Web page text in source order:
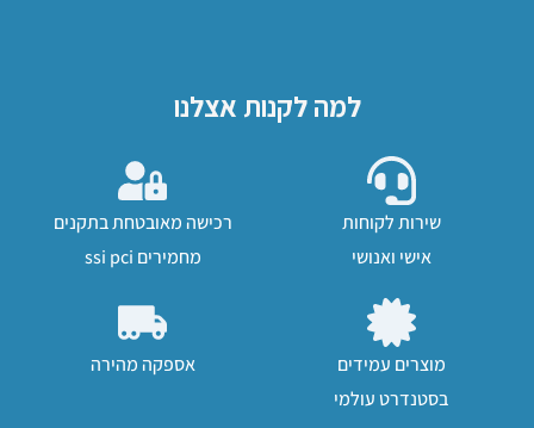
למה לקנות אצלנו
שירות לקוחות
אישי ואנושי
רכישה מאובטחת בתקנים
מחמירים ssi pci
מוצרים עמידים
בסטנדרט עולמי
אספקה מהירה